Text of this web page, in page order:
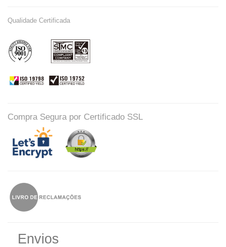
Qualidade Certificada
Compra Segura por Certificado SSL
Envios